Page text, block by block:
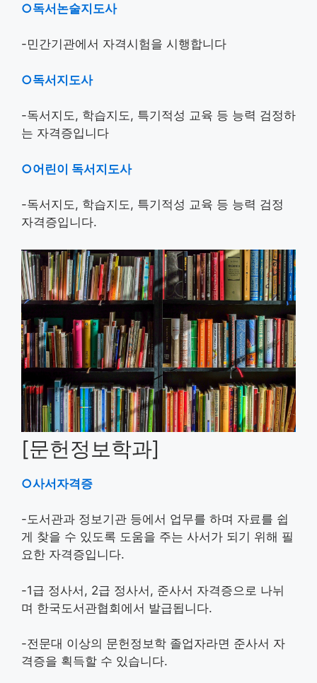
○독서논술지도사
-민간기관에서 자격시험을 시행합니다
○독서지도사
-독서지도, 학습지도, 특기적성 교육 등 능력 검정하
는 자격증입니다
○어린이 독서지도사
-독서지도, 학습지도, 특기적성 교육 등 능력 검정
자격증입니다.
[문헌정보학과]
○사서자격증
-도서관과 정보기관 등에서 업무를 하며 자료를 쉽
게 찾을 수 있도록 도움을 주는 사서가 되기 위해 필
요한 자격증입니다.
-1급 정사서, 2급 정사서, 준사서 자격증으로 나뉘
며 한국도서관협회에서 발급됩니다.
-전문대 이상의 문헌정보학 졸업자라면 준사서 자
격증을 획득할 수 있습니다.